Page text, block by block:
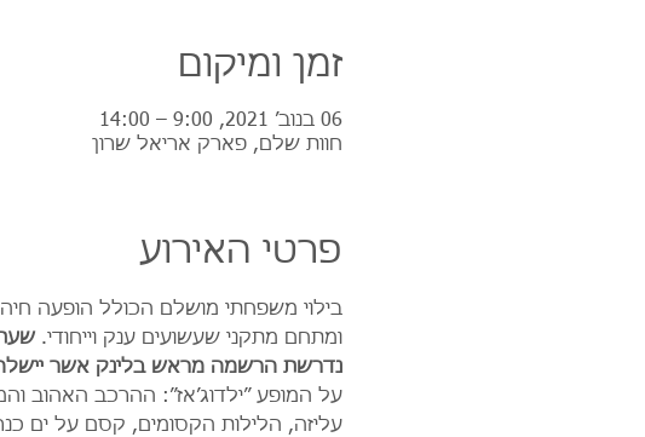
זמן ומיקום
06 בנוב׳ 2021, 9:00 – 14:00
חוות שלם, פארק אריאל שרון
פרטי האירוע
בילוי משפחתי מושלם הכולל הופעה
ומתחם מתקני שעשועים ענק וייחודי. שעת
נדרשת הרשמה מראש בלינק אשר
על המופע ״ילדוג׳אז״: ההרכב האהוב
עליזה, הלילות הקסומים, קסם על ים